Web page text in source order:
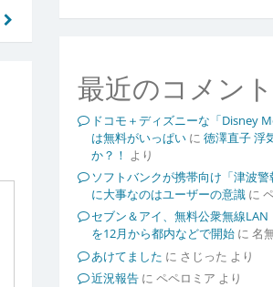
最近のコメント
ドコモ＋ディズニーな「Disney
は無料がいっぱいに 徳澤直子 浮
か？！ より
ソフトバンクが携帯向け「津波
に大事なのはユーザーの意識に
セブン＆アイ、無料公衆無線LAN
を12月から都内などで開始に 名
あけてました に さじった より
近況報告に ペペロミア より